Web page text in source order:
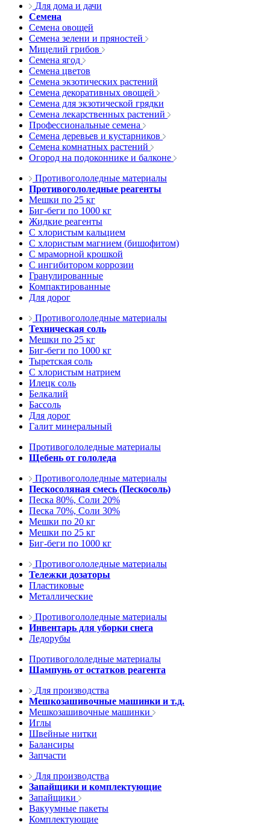
Для дома и дачи
Семена
Семена овощей
Семена зелени и пряностей
Мицелий грибов
Семена ягод
Семена цветов
Семена экзотических растений
Семена декоративных овощей
Семена для экзотической грядки
Семена лекарственных растений
Профессиональные семена
Семена деревьев и кустарников
Семена комнатных растений
Огород на подоконнике и балконе
Противогололедные материалы
Противогололедные реагенты
Мешки по 25 кг
Биг-беги по 1000 кг
Жидкие реагенты
С хлористым кальцием
С хлористым магнием (бишофитом)
С мраморной крошкой
С ингибитором коррозии
Гранулированные
Компактированные
Для дорог
Противогололедные материалы
Техническая соль
Мешки по 25 кг
Биг-беги по 1000 кг
Тыретская соль
С хлористым натрием
Илецк соль
Белкалий
Бассоль
Для дорог
Галит минеральный
Противогололедные материалы
Щебень от гололеда
Противогололедные материалы
Пескосоляная смесь (Пескосоль)
Песка 80%, Соли 20%
Песка 70%, Соли 30%
Мешки по 20 кг
Мешки по 25 кг
Биг-беги по 1000 кг
Противогололедные материалы
Тележки дозаторы
Пластиковые
Металлические
Противогололедные материалы
Инвентарь для уборки снега
Ледорубы
Противогололедные материалы
Шампунь от остатков реагента
Для производства
Мешкозашивочные машинки и т.д.
Мешкозашивочные машинки
Иглы
Швейные нитки
Балансиры
Запчасти
Для производства
Запайщики и комплектующие
Запайщики
Вакуумные пакеты
Комплектующие